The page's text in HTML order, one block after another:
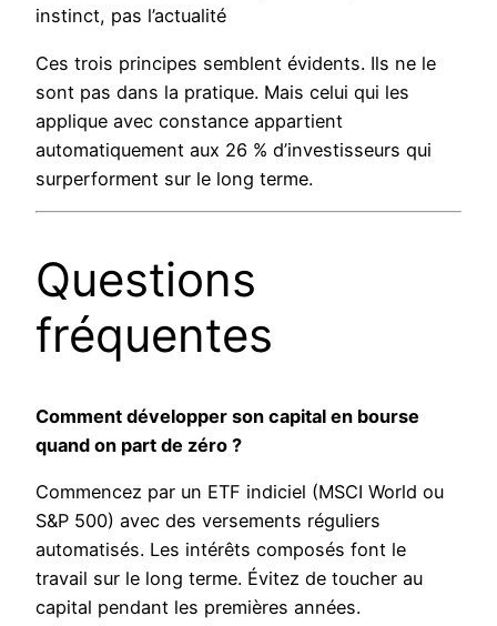
instinct, pas l’actualité
Ces trois principes semblent évidents. Ils ne le
sont pas dans la pratique. Mais celui qui les
applique avec constance appartient
automatiquement aux 26 % d’investisseurs qui
surperforment sur le long terme.
Questions
fréquentes
Comment développer son capital en bourse
quand on part de zéro ?
Commencez par un ETF indiciel (MSCI World ou
S&P 500) avec des versements réguliers
automatisés. Les intérêts composés font le
travail sur le long terme. Évitez de toucher au
capital pendant les premières années.